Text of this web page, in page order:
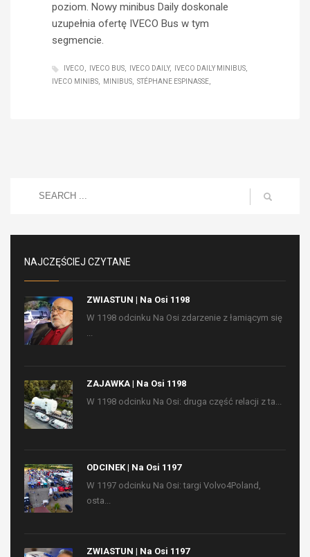
poziom. Nowy minibus Daily doskonale
uzupełnia ofertę IVECO Bus w tym
segmencie.
IVECO IVECO BUS IVECO DAILY
IVECO DAILY MINIBUS
IVECO MINIBS
MINIBUS STÉPHANE ESPINASSE
NAJCZĘŚCIEJ CZYTANE
ZWIASTUN | Na Osi 1198
W 1198 odcinku Na Osi zdarzenie z łamiącym się
ZAJAWKA | Na Osi 1198
W 1198 odcinku Na Osi: druga część relacji z ta...
ODCINEK | Na Osi 1197
W 1197 odcinku Na Osi: targi Volvo4Poland,
osta...
ZWIASTUN | Na Osi 1197